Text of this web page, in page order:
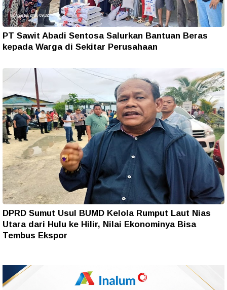
PT Sawit Abadi Sentosa Salurkan Bantuan Beras
kepada Warga di Sekitar Perusahaan
DPRD Sumut Usul BUMD Kelola Rumput Laut Nias
Utara dari Hulu ke Hilir, Nilai Ekonominya Bisa
Tembus Ekspor